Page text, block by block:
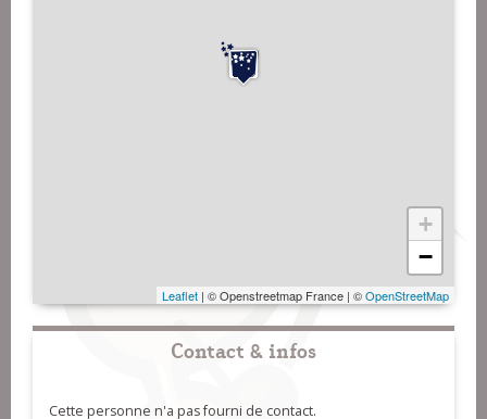
+
−
Leaflet | © Openstreetmap France | ©OpenStreetMap
Contact & infos
Cette personne n'a pas fourni de contact.